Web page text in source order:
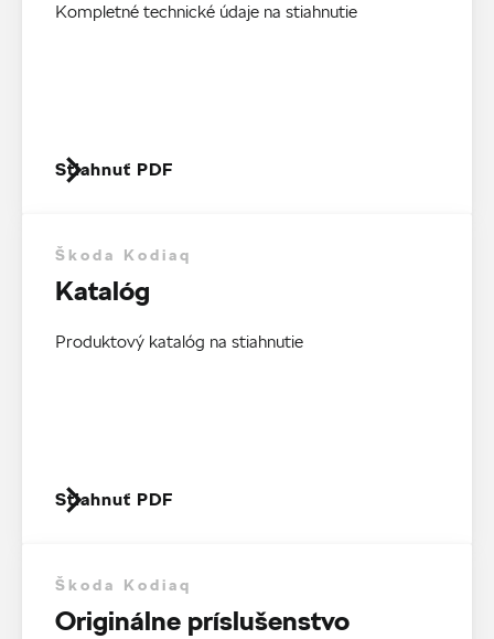
Kompletné technické údaje na stiahnutie
Stiahnuť PDF
Škoda Kodiaq
Katalóg
Produktový katalóg na stiahnutie
Stiahnuť PDF
Škoda Kodiaq
Originálne príslušenstvo